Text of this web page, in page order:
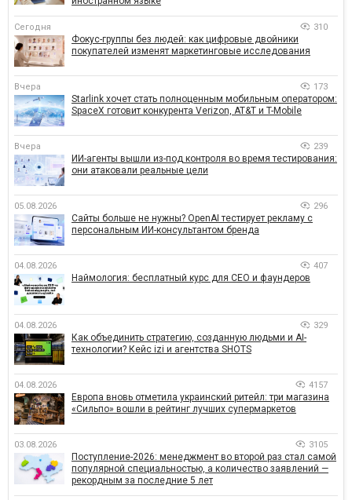
Сегодня 310
Фокус-группы без людей: как цифровые двойники
покупателей изменят маркетинговые исследования
Вчера 173
Starlink хочет стать полноценным мобильным оператором:
SpaceX готовит конкурента Verizon, AT&T и T-Mobile
Вчера 239
ИИ-агенты вышли из-под контроля во время тестирования:
они атаковали реальные цели
05.08.2026 296
Сайты больше не нужны? OpenAI тестирует рекламу с
персональным ИИ-консультантом бренда
04.08.2026 407
Наймология: бесплатный курс для CEO и фаундеров
04.08.2026 329
Как объединить стратегию, созданную людьми и AI-
технологии? Кейс izi и агентства SHOTS
04.08.2026 4157
Европа вновь отметила украинский ритейл: три магазина
«Сильпо» вошли в рейтинг лучших супермаркетов
03.08.2026 3105
Поступление-2026: менеджмент во второй раз стал самой
популярной специальностью, а количество заявлений —
рекордным за последние 5 лет